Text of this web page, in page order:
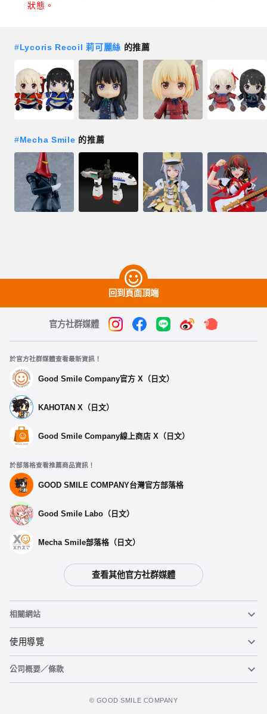
狀態。
#Lycoris Recoil 莉可麗絲 的推薦
#Mecha Smile 的推薦
回到頁面頂端
官方社群媒體
於官方社群媒體查看最新資訊！
Good Smile Company官方 X（日文）
KAHOTAN X（日文）
Good Smile Company線上商店 X（日文）
於部落格查看推薦商品資訊！
GOOD SMILE COMPANY台灣官方部落格
Good Smile Labo（日文）
Mecha Smile部落格（日文）
查看其他官方社群媒體
相關網站
黏土人
黏土人臉部製造機（英文）
使用導覽
重要公告
公司概要／條款
©️ GOOD SMILE COMPANY